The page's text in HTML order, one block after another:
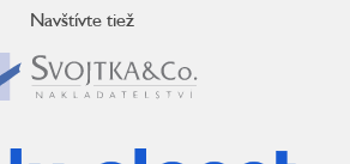
Navštívte tiež